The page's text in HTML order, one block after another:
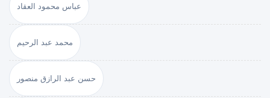
عباس محمود العقاد
محمد عبد الرحيم
حسن عبد الرازق منصور